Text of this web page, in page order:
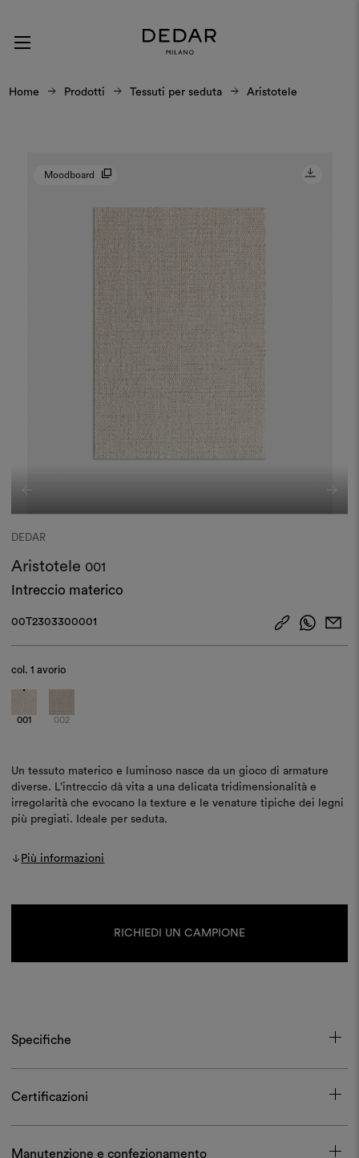
Home Prodotti Tessuti per seduta Aristotele
Moodboard
DEDAR
Aristotele 001
Intreccio materico
00T2303300001
col.1 avorio
001 002
Un tessuto materico e luminoso nasce da un gioco di armature
diverse. L’intreccio dà vita a una delicata tridimensionalità e
irregolarità che evocano la texture e le venature tipiche dei legni
più pregiati. Ideale per seduta.
Più informazioni
RICHIEDI UN CAMPIONE
Specifiche
Certificazioni
Manutenzione e confezionamento